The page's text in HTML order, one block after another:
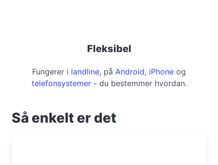
Fleksibel
Fungerer i landline, på Android, iPhone og
telefonsystemer- du bestemmer hvordan.
Så enkelt er det